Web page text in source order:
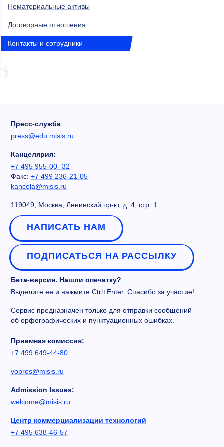
Нематериальные активы
Договорные отношения
Контакты и сотрудники
Пресс-служба
press@edu.misis.ru
Канцелярия:
+7 495 955-00- 32
Факс: +7 499 236-21-05
kancela@misis.ru
119049, Москва, Ленинский пр-кт, д. 4, стр. 1
НАПИСАТЬ НАМ
ПОДПИСАТЬСЯ НА РАССЫЛКУ
Бета-версия. Нашли опечатку?
Выделите ее и нажмите Ctrl+Enter. Спасибо за участие!
Сервис предназначен только для отправки сообщений
об орфографических и пунктуационных ошибках.
Приемная комиссия:
+7 499 649-44-80
vopros@misis.ru
Admission Issues:
welcome@misis.ru
Центр коммерциализации технологий
+7 495 638-46-57